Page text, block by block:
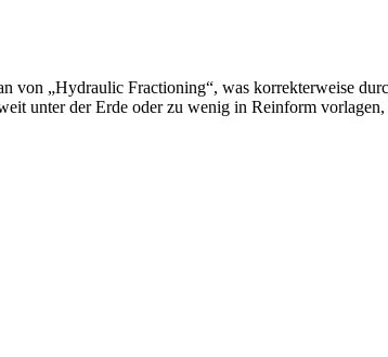
„Hydraulic Fractioning“, was korrekterweise
unter der Erde oder zu wenig in Reinform